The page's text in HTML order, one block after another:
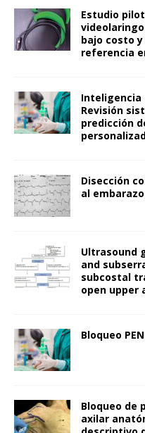
Estudio
bajo costo
referencia
Revisión
predicción
Disección
al
Ultrasound
and
subcostal
open upper
Bloqueo
Bloqueo de
axilar